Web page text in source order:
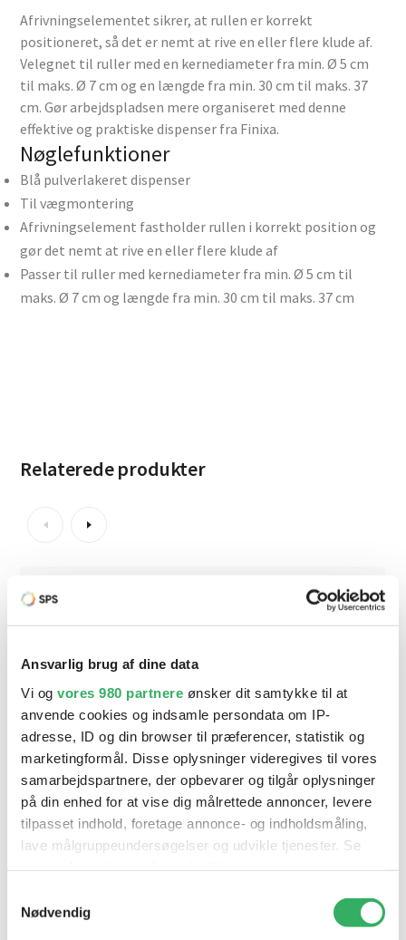
Ansvarlig brug af dine data
Vi og vores 980 partnere ønsker dit samtykke til at
anvende cookies og indsamle persondata om IP-
adresse, ID og din browser til præferencer, statistik og
marketingformål. Disse oplysninger videregives til vores
samarbejdspartnere, der opbevarer og tilgår oplysninger
på din enhed for at vise dig målrettede annoncer, levere
tilpasset indhold, foretage annonce- og indholdsmåling,
lave målgruppeundersøgelser og udvikle tjenester. Se
tilbage eller ændre indstillinger fra vores
"Cookiedeklaration", eller ved at trykke på "Privacy
Nødvendig
Afrivningselementet sikrer, at rullen er korrekt
positioneret, så det er nemt at rive en eller flere klude af.
Velegnet til ruller med en kernediameter fra min. Ø 5 cm
til maks. Ø 7 cm og en længde fra min. 30 cm til maks. 37
cm. Gør arbejdspladsen mere organiseret med denne
effektive og praktiske dispenser fra Finixa.
Nøglefunktioner
Blå pulverlakeret dispenser
Til vægmontering
Afrivningselement fastholder rullen i korrekt position og
gør det nemt at rive en eller flere klude af
Passer til ruller med kernediameter fra min. Ø 5 cm til
maks. Ø 7 cm og længde fra min. 30 cm til maks. 37 cm
Relaterede produkter
Finixa Affedtningsklude Blå 200 stk.